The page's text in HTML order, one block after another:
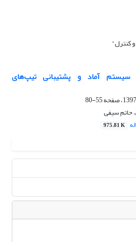
کنترل"
سیستم آماد و پشتیبانی تیپ‌های
55-80
حاتم سیفی
975.81 K